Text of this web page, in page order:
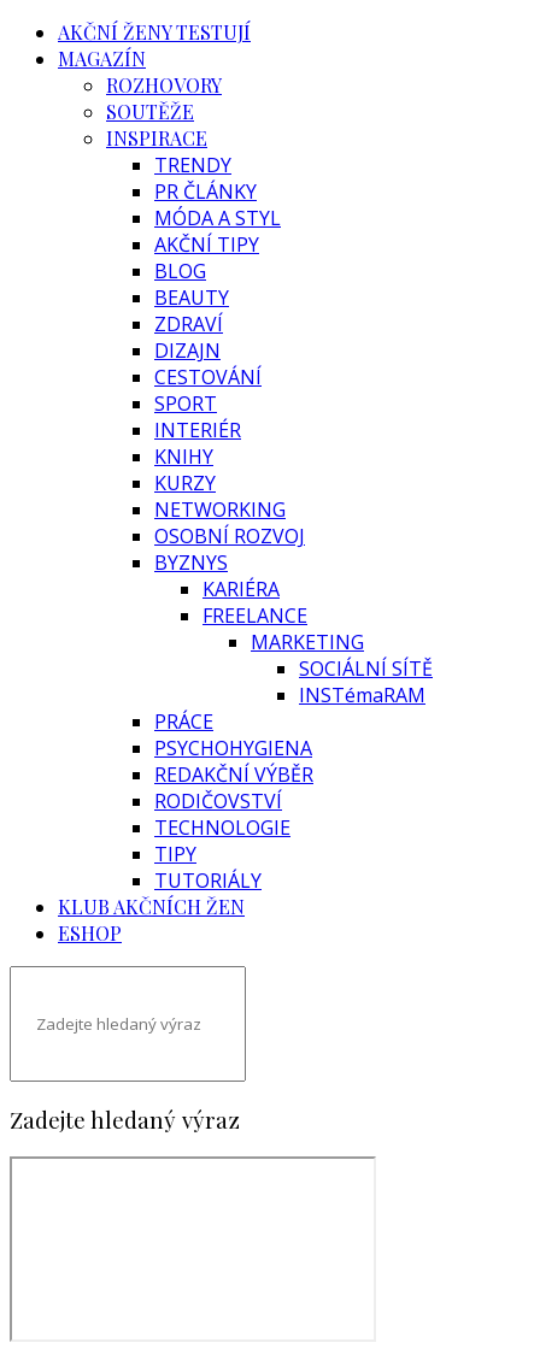
AKČNÍ ŽENY TESTUJÍ
MAGAZÍN
ROZHOVORY
SOUTĚŽE
INSPIRACE
TRENDY
PR ČLÁNKY
MÓDA A STYL
AKČNÍ TIPY
BLOG
BEAUTY
ZDRAVÍ
DIZAJN
CESTOVÁNÍ
SPORT
INTERIÉR
KNIHY
KURZY
NETWORKING
OSOBNÍ ROZVOJ
BYZNYS
KARIÉRA
FREELANCE
MARKETING
SOCIÁLNÍ SÍTĚ
INSTémaRAM
PRÁCE
PSYCHOHYGIENA
REDAKČNÍ VÝBĚR
RODIČOVSTVÍ
TECHNOLOGIE
TIPY
TUTORIÁLY
KLUB AKČNÍCH ŽEN
ESHOP
Zadejte hledaný výraz